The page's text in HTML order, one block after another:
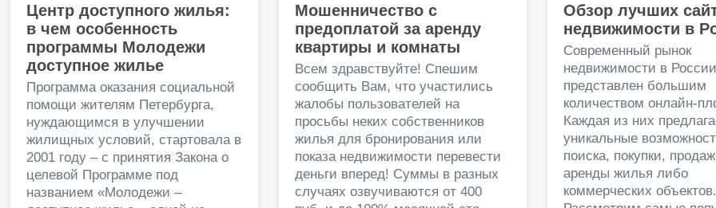
Центр доступного жилья:
в чем особенность
программы Молодежи
доступное жилье
Программа оказания социальной
помощи жителям Петербурга,
нуждающимся в улучшении
жилищных условий, стартовала в
2001 году – с принятия Закона о
целевой Программе под
названием «Молодежи –
Мошенничество с
предоплатой за аренду
квартиры и комнаты
Всем здравствуйте! Спешим
сообщить Вам, что участились
жалобы пользователей на
просьбы неких собственников
жилья для бронирования или
показа недвижимости перевести
деньги вперед! Суммы в разных
случаях озвучиваются от 400
Обзор лучших
недвижимости в
Современный рынок
недвижимости в России
представлен большим
количеством онлайн-
Каждая из них
уникальные
поиска, покупки,
аренды жилья либо
коммерческих объектов.